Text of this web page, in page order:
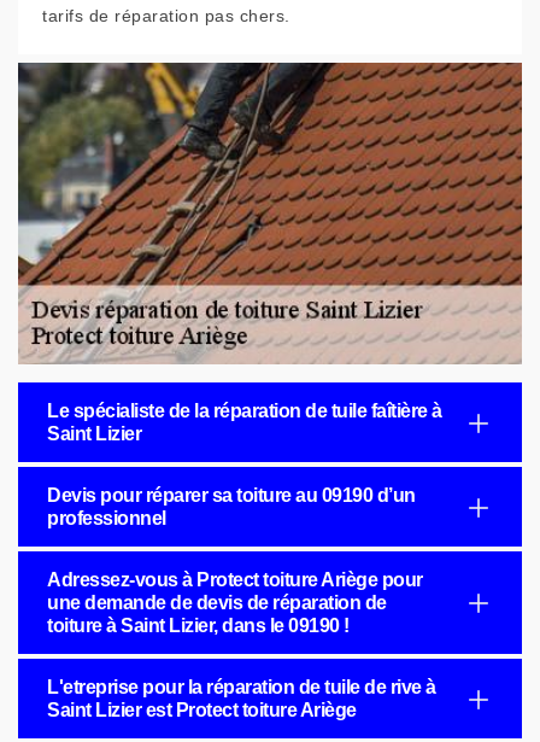
tarifs de réparation pas chers.
Le spécialiste de la réparation de tuile faîtière à
Saint Lizier
Devis pour réparer sa toiture au 09190 d’un
professionnel
Adressez-vous à Protect toiture Ariège pour
une demande de devis de réparation de
toiture à Saint Lizier, dans le 09190 !
L'etreprise pour la réparation de tuile de rive à
Saint Lizier est Protect toiture Ariège